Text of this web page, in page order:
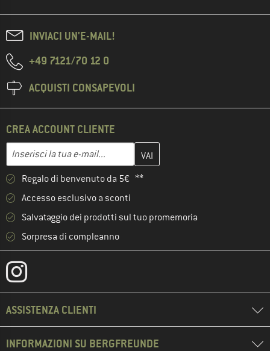
INVIACI UN'E-MAIL!
+49 7121/70 12 0
ACQUISTI CONSAPEVOLI
CREA ACCOUNT CLIENTE
Indirizzo e-mail
Inserisci qui il tuo indirizzo e-mail e crea il tuo account cliente
Regalo di benvenuto da 5€ **
Accesso esclusivo a sconti
Salvataggio dei prodotti sul tuo promemoria
Sorpresa di compleanno
ASSISTENZA CLIENTI
INFORMAZIONI SU BERGFREUNDE